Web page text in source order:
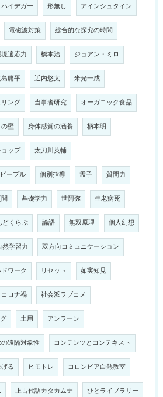
イデガー 形無し アインシュタイン
電磁波対策 総合的な探究の時間
適応力 橋本治 ジョアン・ミロ
庸平 近内悠太 米光一成
ング 当事者研究 オーガニック食品
壁 身体感覚の涵養 柄本明
ップ 太刀川英輔
ープル 個別指導 孟子 質問力
基礎学力 世阿弥 生老病死
どくらぶ 論語 無双原理 個人幻想
然学習力 双方向コミュニケーション
ワーク リセット 如実知見
コロナ禍 社会派ラブコメ
土用 アンラーン
遠隔対象性 コンテンツとコンテキスト
る ヒモトレ コロンビア白熱教室
上古代語カタカムナ ひとライブラリー